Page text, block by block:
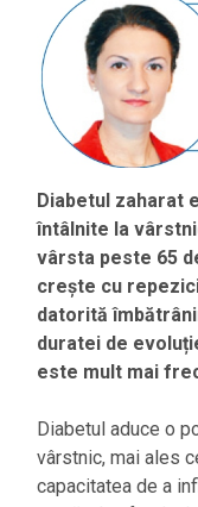
Diabetul zaharat
întâlnite la
vârsta peste 65
crește cu
datorită
duratei de
este mult mai
Diabetul aduce o
vârstnic, mai ales
capacitatea de a